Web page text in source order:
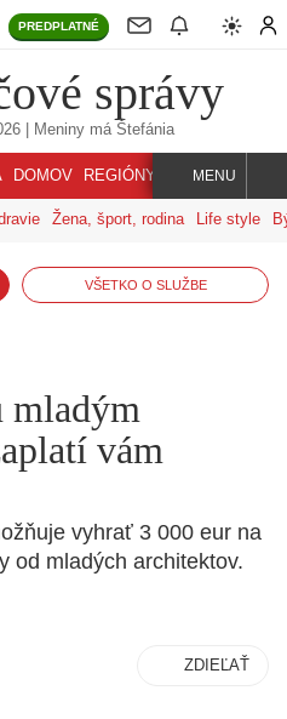
PREDPLATNÉ
správy
| Meniny má Štefánia
DOMOV REGIÓNY INDEX SVET
MENU
Žena, šport, rodina Life style
VŠETKO O SLUŽBE
mladým
vám
vyhrať 3 000 eur na
od mladých architektov.
ZDIEĽAŤ